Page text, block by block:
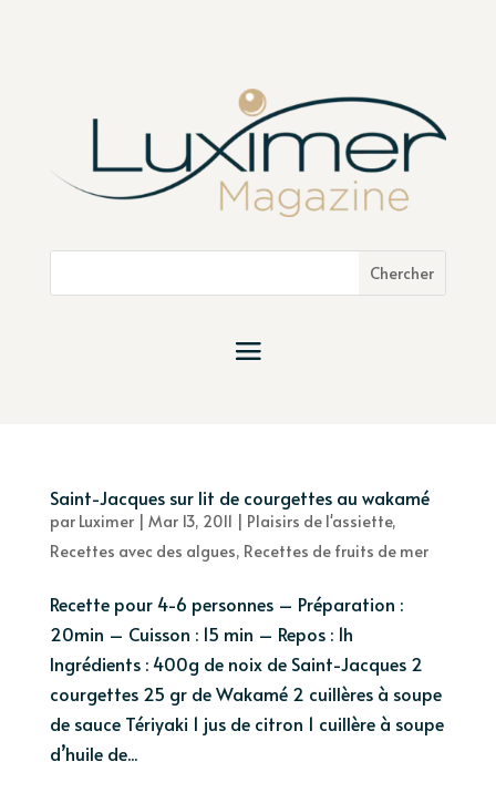
Saint-Jacques sur lit de courgettes au wakamé
par Luximer| Mar 13, 2011 | Plaisirs de l'assiette,
Recettes avec des algues, Recettes de fruits de mer
Recette pour 4-6 personnes – Préparation :
20min – Cuisson : 15 min – Repos : 1h
Ingrédients : 400g de noix de Saint-Jacques 2
courgettes 25 gr de Wakamé 2 cuillères à soupe
de sauce Tériyaki 1 jus de citron 1 cuillère à soupe
d’huile de...